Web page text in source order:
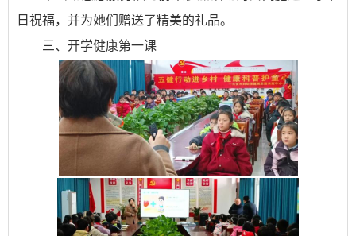
日祝福，并为她们赠送了精美的礼品。
三、开学健康第一课